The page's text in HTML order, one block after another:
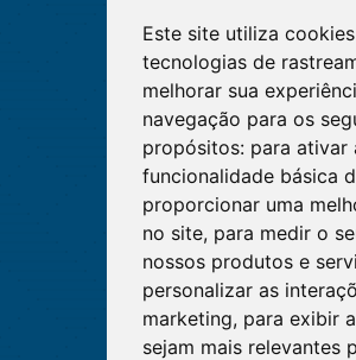
Este site utiliza
tecnologias de
melhorar sua
navegação para os
propósitos: para ativar
funcionalidade básica
proporcionar uma
no site, para medir o
nossos produtos e
personalizar as
marketing, para exibir
sejam mais relevantes